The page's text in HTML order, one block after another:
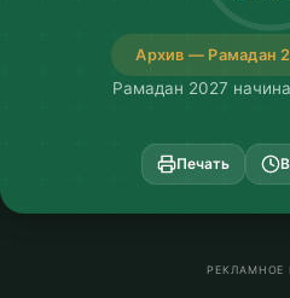
Архив — Рамадан
Рамадан 2027
Печать
РЕКЛАМНОЕ